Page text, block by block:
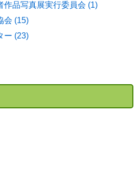
作品写真展実行委員会 (1)
会 (15)
ー (23)